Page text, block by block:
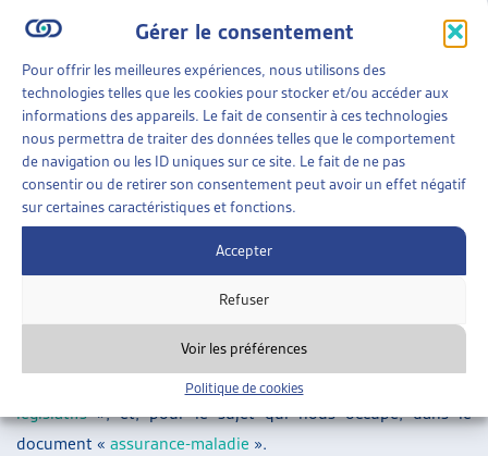
Gérer le consentement
Pour offrir les meilleures expériences, nous utilisons des
technologies telles que les cookies pour stocker et/ou accéder aux
informations des appareils. Le fait de consentir à ces technologies
nous permettra de traiter des données telles que le comportement
de navigation ou les ID uniques sur ce site. Le fait de ne pas
consentir ou de retirer son consentement peut avoir un effet négatif
sur certaines caractéristiques et fonctions.
Accepter
Refuser
Voir les préférences
Politique de cookies
poursuites de la Ville de Zurich, Dossier du mois,
février 2022
Paola Stanić : Primes d’assurance-maladie impayées : à
petits pas vers une meilleure solution ? Dossier Veille,
mai 2021.
Florence Meyer, Martine Kurth, Sébastien Mercier :
Jeunes endetté-es à la majorité parce que leurs
parents n’ont pas payé leurs primes d’assurance-
maladie, Dossier Veille, octobre 2017.
Veille parlementaire générale :
Un résumé des objets parlementaires sur les thèmes suivis
par l’Artias se trouve dans la« Synthèse des travaux
législatifs», et, pour le sujet qui nous occupe, dans le
document « assurance-maladie ».